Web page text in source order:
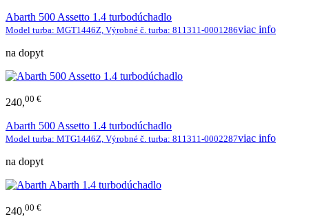
Abarth 500 Assetto 1.4 turbodúchadlo
Model turba: MGT1446Z, Výrobné č. turba: 811311-0001286viac info
na dopyt
240,00 €
Abarth 500 Assetto 1.4 turbodúchadlo
Model turba: MTG1446Z, Výrobné č. turba: 811311-0002287viac info
na dopyt
240,00 €